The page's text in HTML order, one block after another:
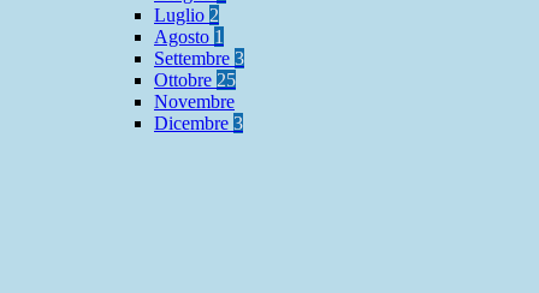
Luglio 2
Agosto 1
Settembre 3
Ottobre 25
Novembre
Dicembre 3